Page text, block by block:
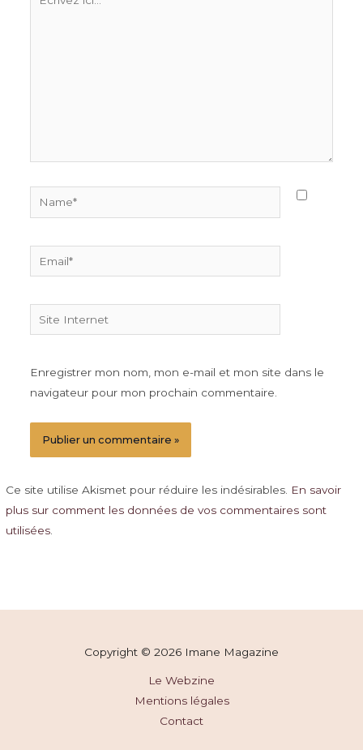
Site
Internet
Enregistrer mon nom, mon e-mail et mon site dans le
navigateur pour mon prochain commentaire.
Ce site utilise Akismet pour réduire les indésirables. En savoir
plus sur comment les données de vos commentaires sont
utilisées
Copyright © 2026 Imane Magazine
Le Webzine
Mentions légales
Contact